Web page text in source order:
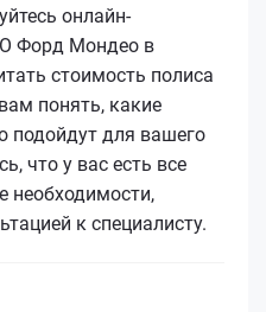
онлайн-
Форд Мондео в
стоимость полиса
понять, какие
подойдут для вашего
что у вас есть все
необходимости,
к специалисту.